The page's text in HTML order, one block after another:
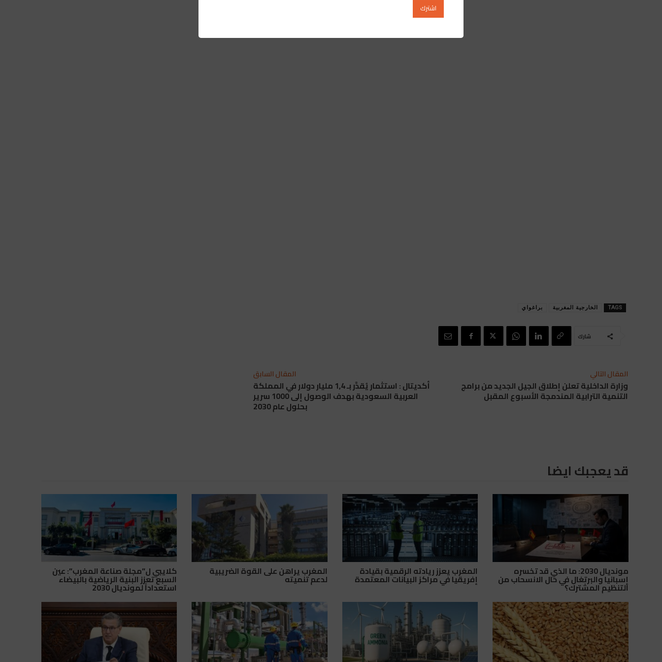
TAGS الخارجية المغربية براغواي
شارك
المقال السابق
أكديتال : استثمار يُقدَّر بـ 1,4 مليار دولار في المملكة
العربية السعودية بهدف الوصول إلى 1000 سرير
بحلول عام 2030
المقال التالي
وزارة الداخلية تعلن إطلاق الجيل الجديد من برامج
التنمية الترابية المندمجة الأسبوع المقبل
قد يعجبك ايضا
مونديال 2030: ما الذي قد تخسره
إسبانيا والبرتغال في حال الانسحاب من
التنظيم المشترك؟
المغرب يعزز ريادته الرقمية بقيادة
إفريقيا في مراكز البيانات المعتمدة
المغرب يراهن على القوة الضريبية
لدعم تنميته
كلايبي ل”مجلة صناعة المغرب”: عين
السبع تعزز البنية الرياضية بالبيضاء
استعداداً لمونديال 2030